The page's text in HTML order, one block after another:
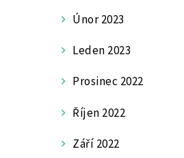
Únor 2023
Leden 2023
Prosinec 2022
Říjen 2022
Září 2022